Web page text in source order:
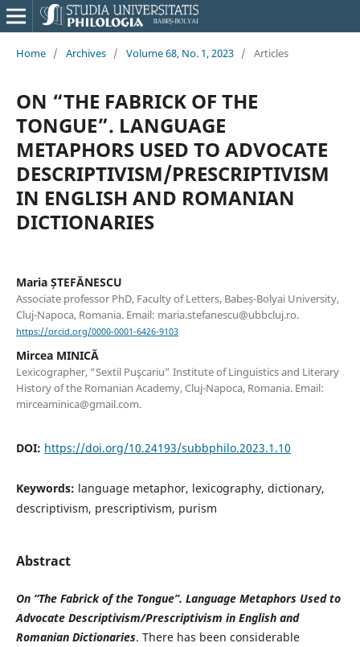
Home / Archives / Volume 68, No. 1, 2023 / Articles
ON “THE FABRICK OF THE
TONGUE”. LANGUAGE
METAPHORS USED TO ADVOCATE
DESCRIPTIVISM/PRESCRIPTIVISM
IN ENGLISH AND ROMANIAN
DICTIONARIES
Maria ȘTEFĂNESCU
Associate professor PhD, Faculty of Letters, Babeș-Bolyai University,
Cluj-Napoca, Romania. Email: maria.stefanescu@ubbcluj.ro.
https://orcid.org/0000-0001-6426-9103
Mircea MINICĂ
Lexicographer, “Sextil Puşcariu” Institute of Linguistics and Literary
History of the Romanian Academy, Cluj-Napoca, Romania. Email:
mirceaminica@gmail.com.
DOI: https://doi.org/10.24193/subbphilo.2023.1.10
Keywords: language metaphor, lexicography, dictionary,
descriptivism, prescriptivism, purism
Abstract
On “The Fabrick of the Tongue”. Language Metaphors Used to
Advocate Descriptivism/Prescriptivism in English and
Romanian Dictionaries. There has been considerable